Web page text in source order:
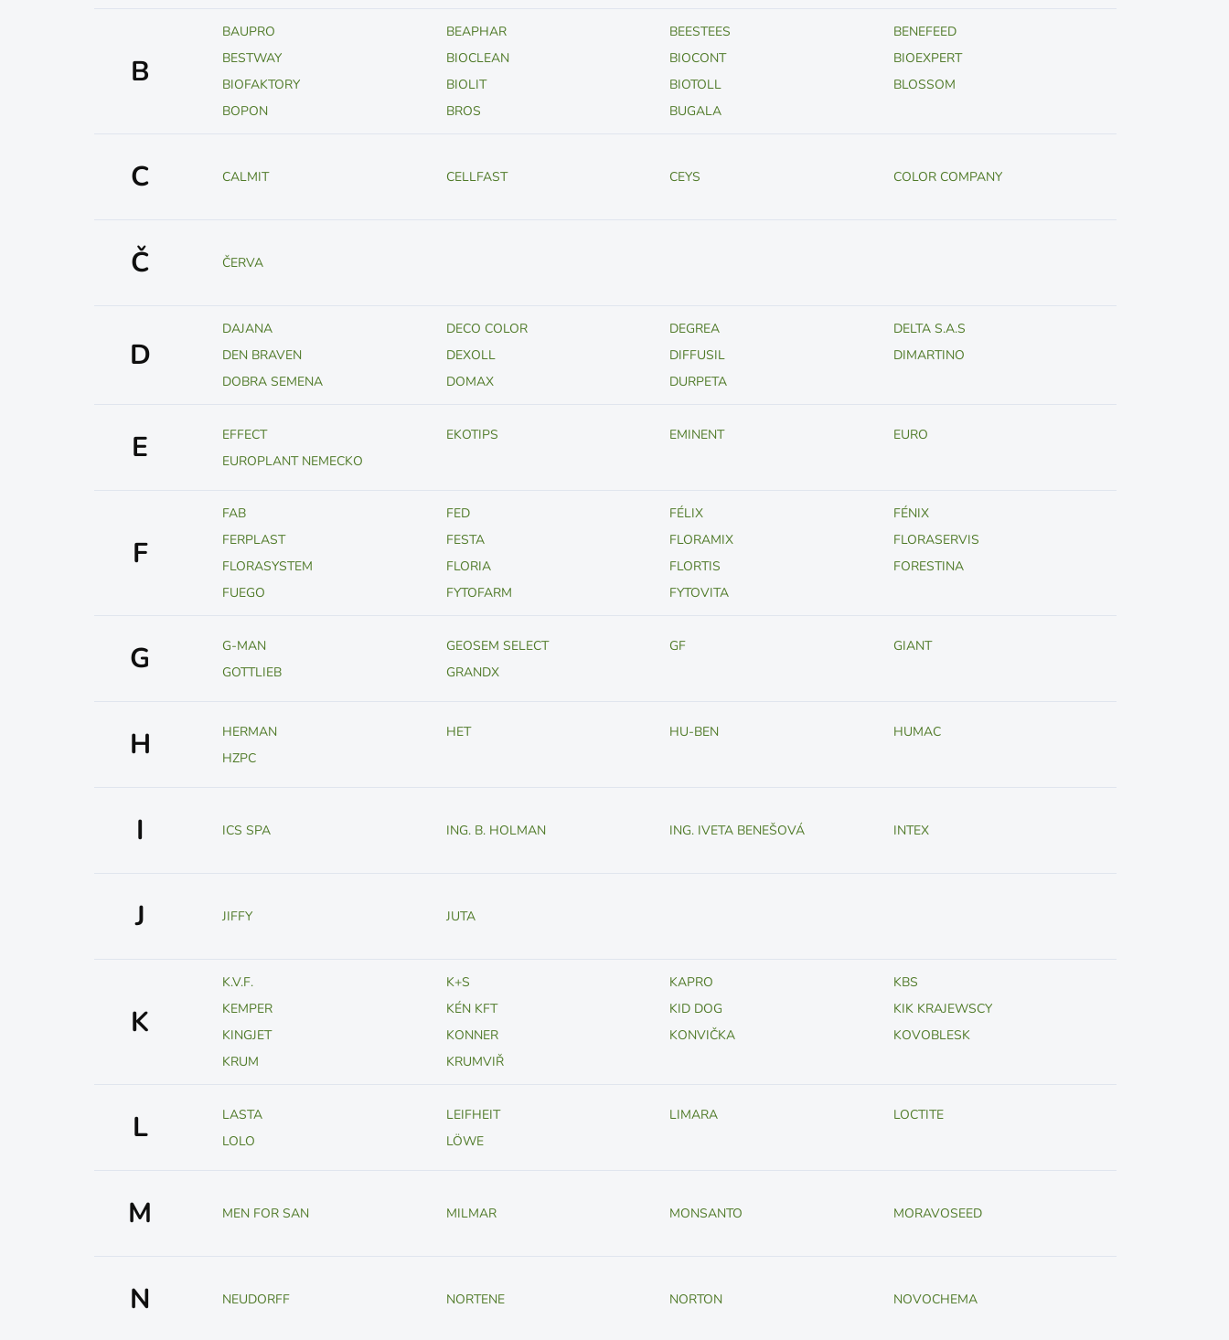
B
BAUPRO BEAPHAR BEESTEES
BENEFEED
BESTWAY
BIOCLEAN BIOCONT
BIOEXPERT
BIOFAKTORY
BIOLIT BIOTOLL
BLOSSOM
BOPON
BROS BUGALA
C CALMIT CELLFAST CEYS COLOR COMPANY
Č ČERVA
D
DAJANA DECO COLOR DEGREA
DELTA S.A.S
DEN BRAVEN
DEXOLL DIFFUSIL
DIMARTINO
DOBRA SEMENA
DOMAX DURPETA
E EFFECT EKOTIPS EMINENT
EURO
EUROPLANT NEMECKO
F
FAB FED FÉLIX
FÉNIX
FERPLAST
FESTA FLORAMIX
FLORASERVIS
FLORASYSTEM
FLORIA FLORTIS
FORESTINA
FUEGO
FYTOFARM FYTOVITA
G G-MAN GEOSEM SELECT GF
GIANT
GOTTLIEB
GRANDX
H HERMAN HET HU-BEN
HUMAC
HZPC
I ICS SPA ING. B. HOLMAN ING. IVETA BENEŠOVÁ INTEX
J JIFFY JUTA
K
K.V.F. K+S KAPRO
KBS
KEMPER
KÉN KFT KID DOG
KIK KRAJEWSCY
KINGJET
KONNER KONVIČKA
KOVOBLESK
KRUM
KRUMVIŘ
L LASTA LEIFHEIT LIMARA
LOCTITE
LOLO
LÖWE
M MEN FOR SAN MILMAR MONSANTO MORAVOSEED
N NEUDORFF NORTENE NORTON NOVOCHEMA